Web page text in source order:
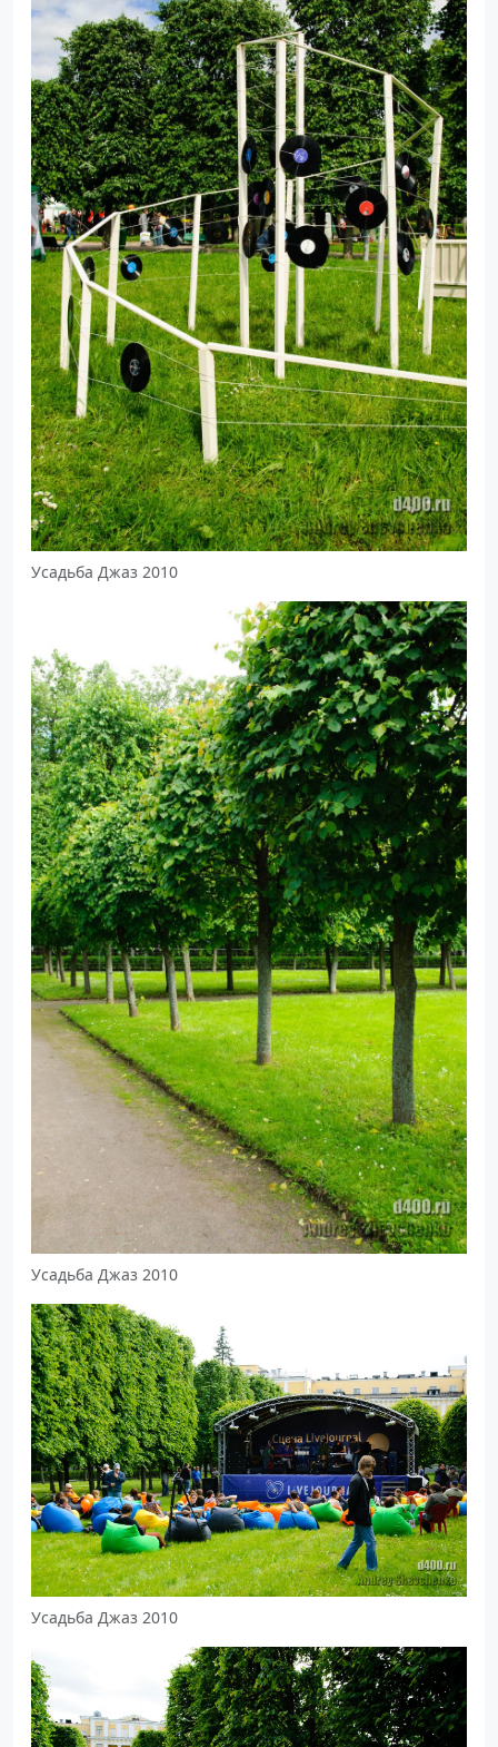
Усадьба Джаз 2010
Усадьба Джаз 2010
Усадьба Джаз 2010